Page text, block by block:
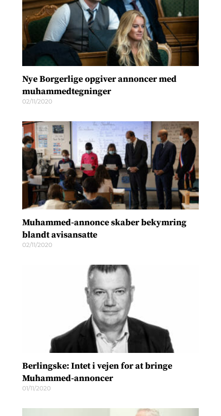
Nye Borgerlige opgiver annoncer med
muhammedtegninger
02/11/2020
Muhammed-annonce skaber bekymring
blandt avisansatte
02/11/2020
Berlingske: Intet i vejen for at bringe
Muhammed-annoncer
01/11/2020